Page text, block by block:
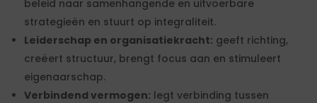
beleid naar samenhangende en uitvoerbare
strategieën en stuurt op integraliteit.
Leiderschap en organisatiekracht: geeft richting,
creëert structuur, brengt focus aan en stimuleert
eigenaarschap.
Verbindend vermogen: legt verbinding tussen